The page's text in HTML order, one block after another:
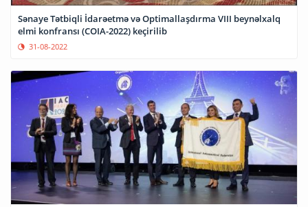
Sənaye Tətbiqli İdarəetmə və Optimallaşdırma VIII beynəlxalq
elmi konfransı (COIA-2022) keçirilib
31-08-2022